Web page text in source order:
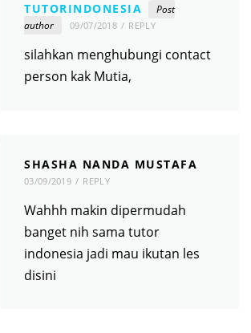
TUTORINDONESIA
Post
author
09/07/2018 REPLY
silahkan menghubungi contact
person kak Mutia,
SHASHA NANDA MUSTAFA
03/09/2019 REPLY
Wahhh makin dipermudah
banget nih sama tutor
indonesia jadi mau ikutan les
disini